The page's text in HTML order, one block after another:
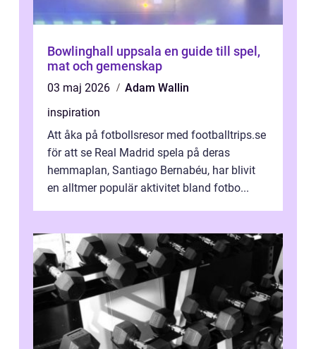
Bowlinghall uppsala en guide till spel,
mat och gemenskap
03 maj 2026
Adam Wallin
inspiration
Att åka på fotbollsresor med footballtrips.se
för att se Real Madrid spela på deras
hemmaplan, Santiago Bernabéu, har blivit
en alltmer populär aktivitet bland fotbo...